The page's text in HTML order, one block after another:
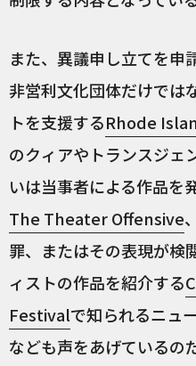
また、異議申し立てを申
非営利文化団体だけでは
トを支援するRhode
のクィアやトランスジェ
いは当事者による作品を
The Theater Offensive
罪、またはその表現が検
ィストの作品を紹介する
Festivalで知られるニュ
なども声をあげているの